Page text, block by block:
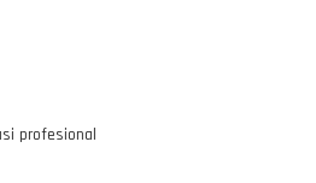
profesional